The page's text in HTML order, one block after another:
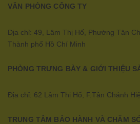
VĂN PHÒNG CÔNG TY
Địa chỉ: 49, Lâm Thị Hố, Phường Tân
Thành phố Hồ Chí Minh
PHÒNG TRƯNG BÀY & GIỚI THIỆU
Địa chỉ: 62 Lâm Thị Hố, F.Tân Chánh
TRUNG TÂM BẢO HÀNH VÀ CHĂM